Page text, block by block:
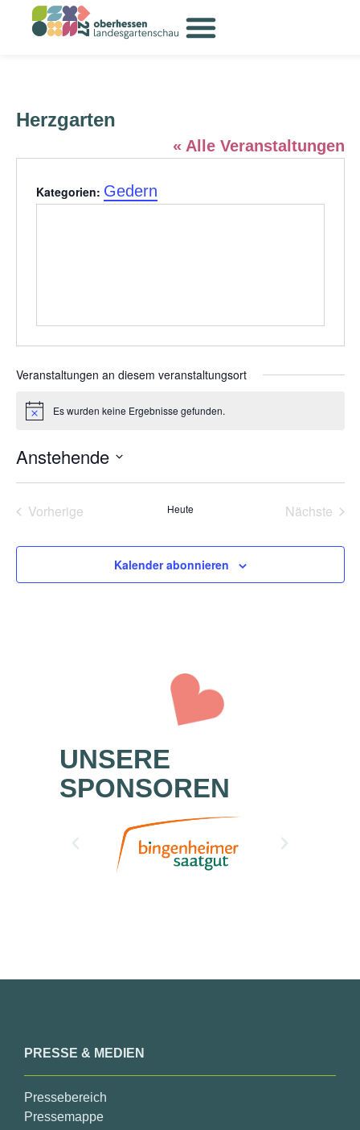
Herzgarten
« Alle Veranstaltungen
Kategorien: Gedern
Veranstaltungen an diesem veranstaltungsort
HinweisEs wurden keine Ergebnisse gefunden.
Anstehende
VorherigeVeranstaltungenHeute Nächste
Kalender abonnieren
UNSERE
SPONSOREN
PRESSE & MEDIEN
Pressebereich
Pressemappe